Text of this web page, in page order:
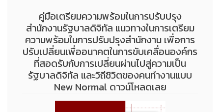
คู่มือเตรียมความพร้อมในการปรับปรุง
สำนักงานรัฐบาลดิจิทัล แนวทางในการเตรียม
ความพร้อมในการปรับปรุงสำนักงาน เพื่อการ
ปรับเปลี่ยนเพื่ออนาคตในการขับเคลื่อนองค์กร
ที่สอดรับกับการเปลี่ยนผ่านไปสู่ความเป็น
รัฐบาลดิจิทัล และวิถีชิวิตของคนทำงานแบบ
New Normal ดาวน์โหลดเลย